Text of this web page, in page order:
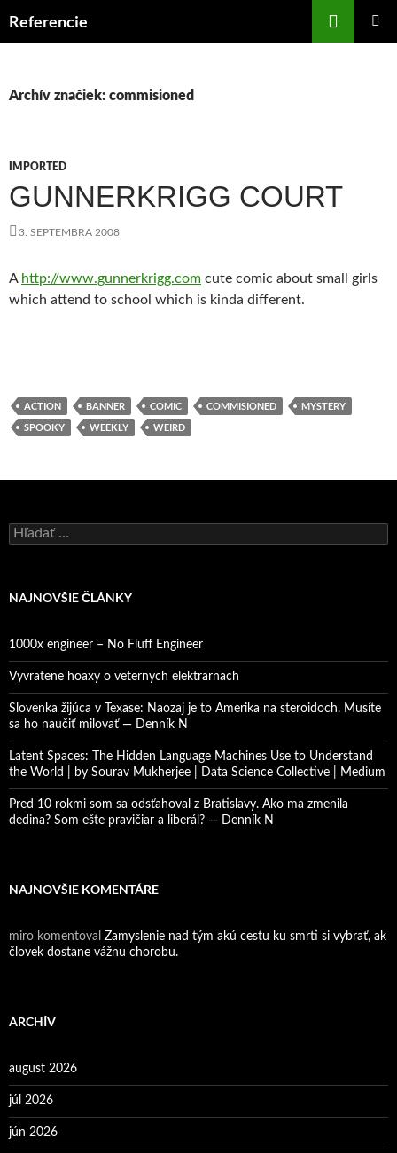
naReferencie
Archív značiek: commisioned
IMPORTED
GUNNERKRIGG COURT
3. SEPTEMBRA 2008
A http://www.gunnerkrigg.com cute comic about small girls
which attend to school which is kinda different.
ACTION BANNER COMIC COMMISIONED
MYSTERY
SPOOKY
WEEKLY WEIRD
Hľadať:
NAJNOVŠIE ČLÁNKY
1000x engineer – No Fluff Engineer
Vyvratene hoaxy o veternych elektrarnach
Slovenka žijúca v Texase: Naozaj je to Amerika na steroidoch. Musíte
sa ho naučiť milovať — Denník N
Latent Spaces: The Hidden Language Machines Use to Understand
the World | by Sourav Mukherjee | Data Science Collective | Medium
Pred 10 rokmi som sa odsťahoval z Bratislavy. Ako ma zmenila
dedina? Som ešte pravičiar a liberál? — Denník N
NAJNOVŠIE KOMENTÁRE
miro komentoval Zamyslenie nad tým akú cestu ku smrti si vybrať, ak
človek dostane vážnu chorobu.
ARCHÍV
august 2026
júl 2026
jún 2026